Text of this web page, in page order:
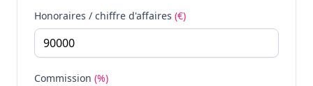
Honoraires / chiffre d'affaires (€)
Commission (%)